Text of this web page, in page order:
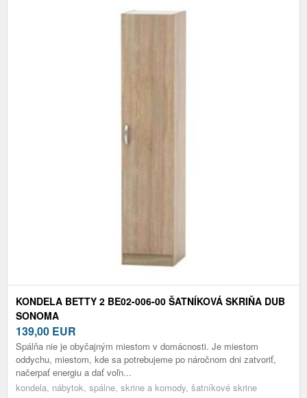
KONDELA BETTY 2 BE02-006-00 ŠATNÍKOVÁ SKRIŇA DUB
SONOMA
139,00 EUR
Spálňa nie je obyčajným miestom v domácnosti. Je miestom
oddychu, miestom, kde sa potrebujeme po náročnom dni zatvoriť,
načerpať energiu a dať voľn...
kondela, nábytok, spálne, skrine a komody, šatníkové skrine